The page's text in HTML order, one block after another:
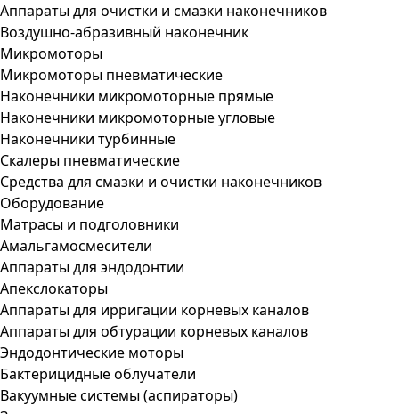
Аппараты для очистки и смазки наконечников
Воздушно-абразивный наконечник
Микромоторы
Микромоторы пневматические
Наконечники микромоторные прямые
Наконечники микромоторные угловые
Наконечники турбинные
Скалеры пневматические
Средства для смазки и очистки наконечников
Оборудование
Матрасы и подголовники
Амальгамосмесители
Аппараты для эндодонтии
Апекслокаторы
Аппараты для ирригации корневых каналов
Аппараты для обтурации корневых каналов
Эндодонтические моторы
Бактерицидные облучатели
Вакуумные системы (аспираторы)